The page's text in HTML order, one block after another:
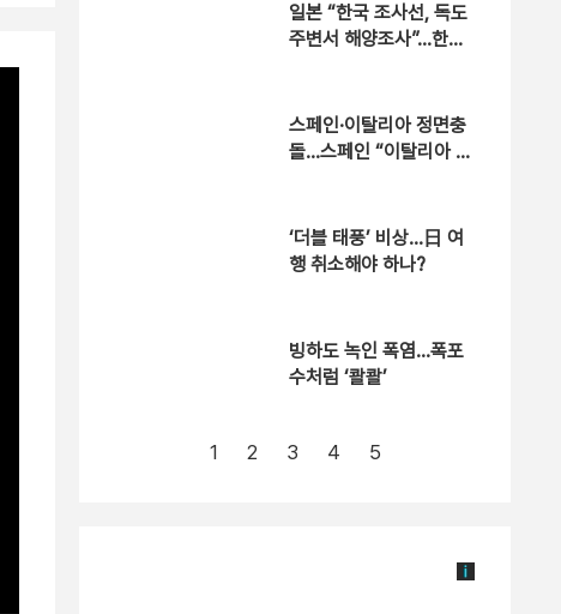
일본 “한국 조사선, 독도
주변서 해양조사”…한국
스페인·이탈리아 정면충
돌…스페인 “이탈리아 여
‘더블 태풍’ 비상…日 여
행 취소해야 하나?
빙하도 녹인 폭염…폭포
수처럼 ‘콸콸’
1 2 3 4 5